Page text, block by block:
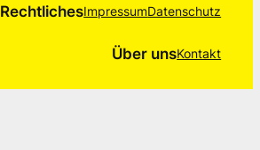
RechtlichesImpressumDatenschutz
Über unsKontakt